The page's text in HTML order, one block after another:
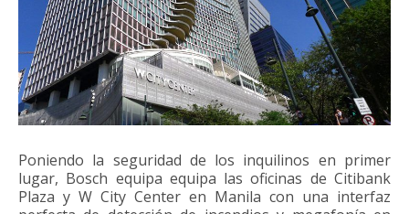
Poniendo la seguridad de los inquilinos en primer
lugar, Bosch equipa equipa las oficinas de Citibank
Plaza y W City Center en Manila con una interfaz